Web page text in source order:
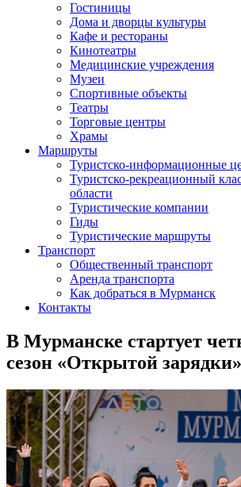
Гостиницы
Дома и дворцы культуры
Кафе и рестораны
Кинотеатры
Медицинские учреждения
Музеи
Спортивные объекты
Театры
Торговые центры
Храмы
Маршруты
Туристско-информационные
Туристско-рекреационный
области
Туристические компании
Гиды
Туристические маршруты
Транспорт
Общественный транспорт
Аренда транспорта
Как добраться в Мурманск
Контакты
В Мурманске стартует
сезон «Открытой зарядки»